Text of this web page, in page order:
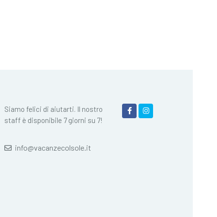
Siamo felici di aiutarti. Il nostro
staff è disponibile 7 giorni su 7!
info@vacanzecolsole.it